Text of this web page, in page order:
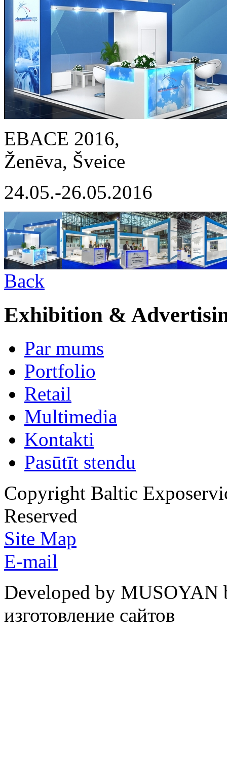
EBACE 2016,
Ženēva, Šveice
24.05.-26.05.2016
Back
Exhibition &
Par mums
Portfolio
Retail
Multimedia
Kontakti
Pasūtīt stendu
Copyright Baltic
Reserved
Site Map
E-mail
Developed by
изготовление сайтов